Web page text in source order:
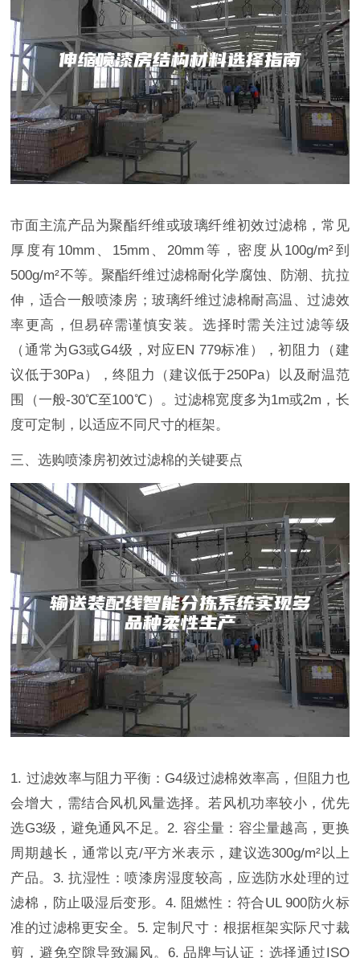
市面主流产品为聚酯纤维或玻璃纤维初效过滤棉，常见
厚度有10mm、15mm、20mm等，密度从100g/m²到
500g/m²不等。聚酯纤维过滤棉耐化学腐蚀、防潮、抗拉
伸，适合一般喷漆房；玻璃纤维过滤棉耐高温、过滤效
率更高，但易碎需谨慎安装。选择时需关注过滤等级
（通常为G3或G4级，对应EN 779标准），初阻力（建
议低于30Pa），终阻力（建议低于250Pa）以及耐温范
围（一般-30℃至100℃）。过滤棉宽度多为1m或2m，长
度可定制，以适应不同尺寸的框架。
三、选购喷漆房初效过滤棉的关键要点
1. 过滤效率与阻力平衡：G4级过滤棉效率高，但阻力也
会增大，需结合风机风量选择。若风机功率较小，优先
选G3级，避免通风不足。2. 容尘量：容尘量越高，更换
周期越长，通常以克/平方米表示，建议选300g/m²以上
产品。3. 抗湿性：喷漆房湿度较高，应选防水处理的过
滤棉，防止吸湿后变形。4. 阻燃性：符合UL 900防火标
准的过滤棉更安全。5. 定制尺寸：根据框架实际尺寸裁
剪，避免空隙导致漏风。6. 品牌与认证：选择通过ISO